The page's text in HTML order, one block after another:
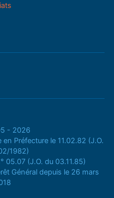
- 2026
Préfecture le 11.02.82 (J.O.
1982)
05.07 (J.O. du 03.11.85)
Général depuis le 26 mars